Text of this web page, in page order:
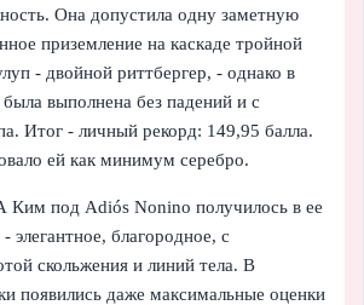
Она допустила одну заметную
приземление на каскаде тройной
- двойной риттбергер, - однако в
выполнена без падений и с
Итог - личный рекорд: 149,95 балла.
ей как минимум серебро.
Ким под Adiós Nonino получилось в ее
элегантное, благородное, с
скольжения и линий тела. В
появились даже максимальные оценки